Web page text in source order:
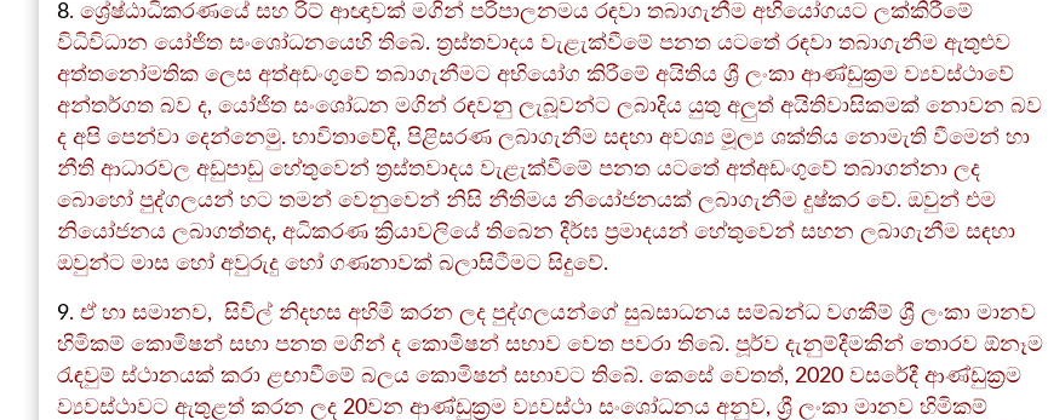
8. ශ්‍රේෂ්ඨාධිකරණයේ සහ රිට් ආඥාවක් මගින් පරිපාලනමය රඳවා තබාගැනීම අභියෝගයට ලක්කිරීමේ
විධිවිධාන යෝජිත සංශෝධනයෙහි තිබේ. ත්‍රස්තවාදය වැළැක්වීමේ පනත යටතේ රඳවා තබාගැනීම ඇතුළුව
අත්තනෝමතික ලෙස අත්අඩංගුවේ තබාගැනීමට අභියෝග කිරීමේ අයිතිය ශ්‍රී ලංකා ආණ්ඩුක්‍රම ව්‍යවස්ථාවේ
අන්තර්ගත බව ද, යෝජිත සංශෝධන මගින් රඳවනු ලැබූවන්ට ලබාදිය යුතු අලුත් අයිතිවාසිකමක් නොවන බව
ද අපි පෙන්වා දෙන්නෙමු. භාවිතාවේදී, පිළිසරණ ලබාගැනීම සඳහා අවශ්‍ය මූල්‍ය ශක්තිය නොමැති වීමෙන් හා
නීති ආධාරවල අඩුපාඩු හේතුවෙන් ත්‍රස්තවාදය වැළැක්වීමේ පනත යටතේ අත්අඩංගුවේ තබාගන්නා ලද
බොහෝ පුද්ගලයන් හට තමන් වෙනුවෙන් නිසි නීතිමය නියෝජනයක් ලබාගැනීම දුෂ්කර වේ. ඔවුන් එම
නියෝජනය ලබාගත්තද, අධිකරණ ක්‍රියාවලියේ තිබෙන දීර්ඝ ප්‍රමාදයන් හේතුවෙන් සහන ලබාගැනීම සඳහා
ඔවුන්ට මාස හෝ අවුරුදු හෝ ගණනාවක් බලාසිටීමට සිදුවේ.
9. ඒ හා සමානව, සිවිල් නිදහස අහිමි කරන ලද පුද්ගලයන්ගේ සුබසාධනය සම්බන්ධ වගකීම් ශ්‍රී ලංකා මානව
හිමිකම් කොමිෂන් සභා පනත මගින් ද කොමිෂන් සභාව වෙත පවරා තිබේ. පූර්ව දැනුම්දීමකින් තොරව ඕනෑම
රැඳවුම් ස්ථානයක් කරා ළඟාවීමේ බලය කොමිෂන් සභාවට තිබේ. කෙසේ වෙතත්, 2020 වසරේදී ආණ්ඩුක්‍රම
ව්‍යවස්ථාවට ඇතුළත් කරන ලද 20වන ආණ්ඩුක්‍රම ව්‍යවස්ථා සංශෝධනය අනුව, ශ්‍රී ලංකා මානව හිමිකම්